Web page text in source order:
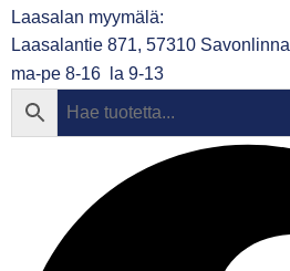
Laasalan myymälä:
Laasalantie 871, 57310 Savonlinna
ma-pe 8-16 la 9-13